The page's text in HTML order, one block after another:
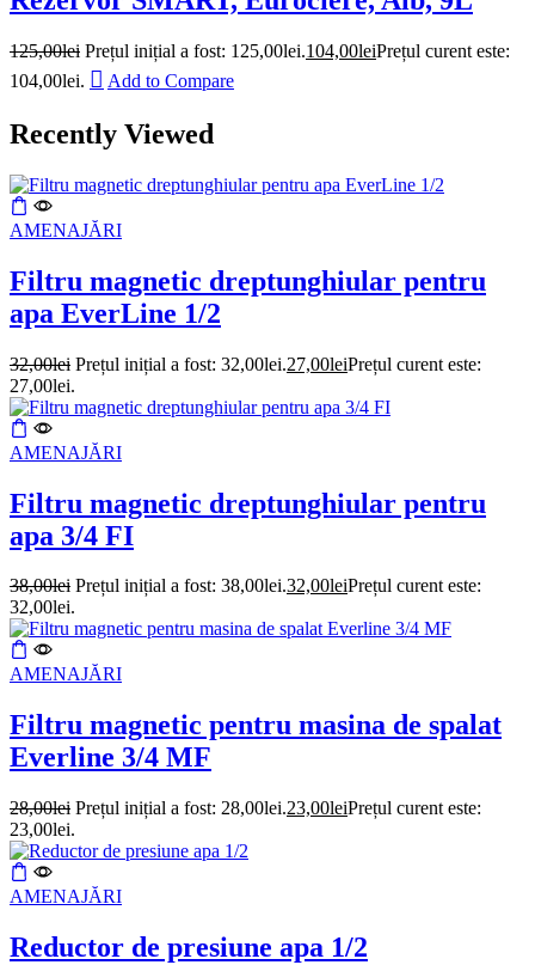
125,00lei Prețul inițial a fost: 125,00lei.104,00leiPrețul curent este:
104,00lei.
Add to Compare
Recently Viewed
AMENAJĂRI
Filtru magnetic dreptunghiular pentru
apa EverLine 1/2
32,00lei Prețul inițial a fost: 32,00lei.27,00leiPrețul curent este:
27,00lei.
AMENAJĂRI
Filtru magnetic dreptunghiular pentru
apa 3/4 FI
38,00lei Prețul inițial a fost: 38,00lei.32,00leiPrețul curent este:
32,00lei.
AMENAJĂRI
Filtru magnetic pentru masina de spalat
Everline 3/4 MF
28,00lei Prețul inițial a fost: 28,00lei.23,00leiPrețul curent este:
23,00lei.
AMENAJĂRI
Reductor de presiune apa 1/2